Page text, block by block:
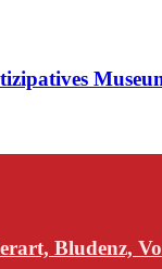
Bludenz,